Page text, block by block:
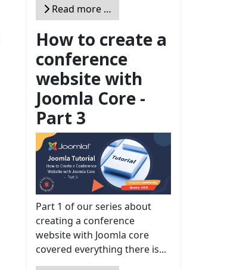
Read more …
How to create a
conference
website with
Joomla Core -
Part 3
Part 1 of our series about
creating a conference
website with Joomla core
covered everything there is...